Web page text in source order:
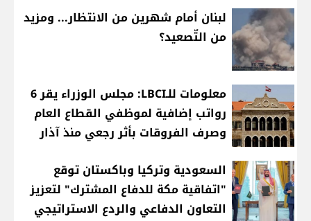
لبنان أمام شهرين من الانتظار... ومزيد
من التّصعيد؟
معلومات للـLBCI: مجلس الوزراء يقر 6
رواتب إضافية لموظفي القطاع العام
وصرف الفروقات بأثر رجعي منذ آذار
السعودية وتركيا وباكستان توقع
"اتفاقية مكة للدفاع المشترك" لتعزيز
التعاون الدفاعي والردع الاستراتيجي